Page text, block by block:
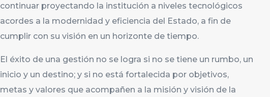
continuar proyectando la institución a niveles tecnológicos
acordes a la modernidad y eficiencia del Estado, a fin de
cumplir con su visión en un horizonte de tiempo.
El éxito de una gestión no se logra si no se tiene un rumbo, un
inicio y un destino; y si no está fortalecida por objetivos,
metas y valores que acompañen a la misión y visión de la